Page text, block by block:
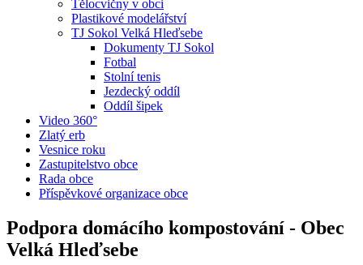
Tělocvičny v obci
Plastikové modelářství
TJ Sokol Velká Hleďsebe
Dokumenty TJ Sokol
Fotbal
Stolní tenis
Jezdecký oddíl
Oddíl šipek
Video 360°
Zlatý erb
Vesnice roku
Zastupitelstvo obce
Rada obce
Příspěvkové organizace obce
Podpora domácího kompostování - Obec
Velká Hleďsebe